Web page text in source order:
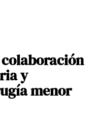
y
menor